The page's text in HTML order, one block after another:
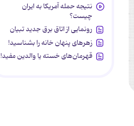
نتیجه حمله آمریکا به ایران
چیست؟
رونمایی از اتاق برق جدید تبیان
زهرهای پنهان خانه را بشناسید!
قهرمان‌های خسته یا والدین مفید!